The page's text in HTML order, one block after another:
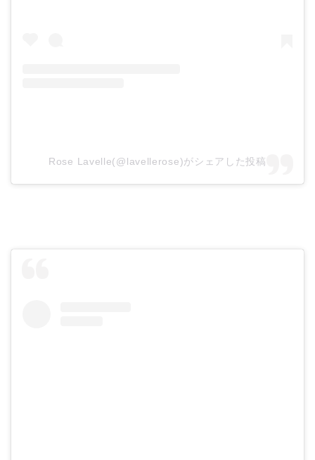
Rose Lavelle(@lavellerose)がシェアした投稿